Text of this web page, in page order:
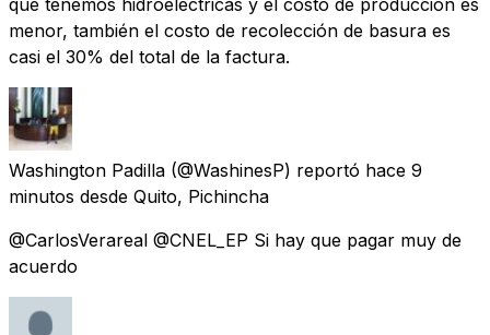
menor, también el costo de recolección de basura es
casi el 30% del total de la factura.
Washington Padilla (@WashinesP) reportó hace 9
minutos desde Quito, Pichincha
@CarlosVerareal @CNEL_EP Si hay que pagar muy de
acuerdo